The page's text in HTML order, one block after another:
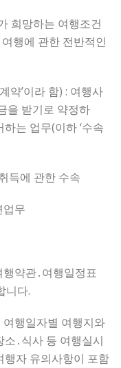
희망하는 여행조건
행에 관한 전반적인
약’이라 함) : 여행사
을 받기로 약정하
는 업무(이하 ‘수속
득에 관한 수속
업무
약관․여행일정표
니다.
행일자별 여행지와
․식사 등 여행실시
행자 유의사항이 포함